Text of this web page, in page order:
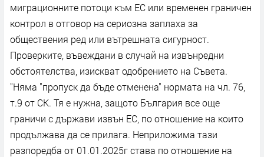
миграционните потоци към ЕС или временен граничен
контрол в отговор на сериозна заплаха за
обществения ред или вътрешната сигурност.
Проверките, въвеждани в случай на извънредни
обстоятелства, изискват одобрението на Съвета.
"Няма "пропуск да бъде отменена" нормата на чл. 76,
т.9 от СК. Тя е нужна, защото България все още
граничи с държави извън ЕС, по отношение на които
продължава да се прилага. Неприложима тази
разпоредба от 01.01.2025г става по отношение на